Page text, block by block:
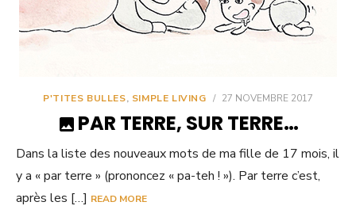
P'TITES BULLES, SIMPLE LIVING / 27 NOVEMBRE 2017
PAR TERRE, SUR TERRE…
Dans la liste des nouveaux mots de ma fille de 17 mois, il
y a « par terre » (prononcez « pa-teh ! »). Par terre c’est,
après les […] READ MORE